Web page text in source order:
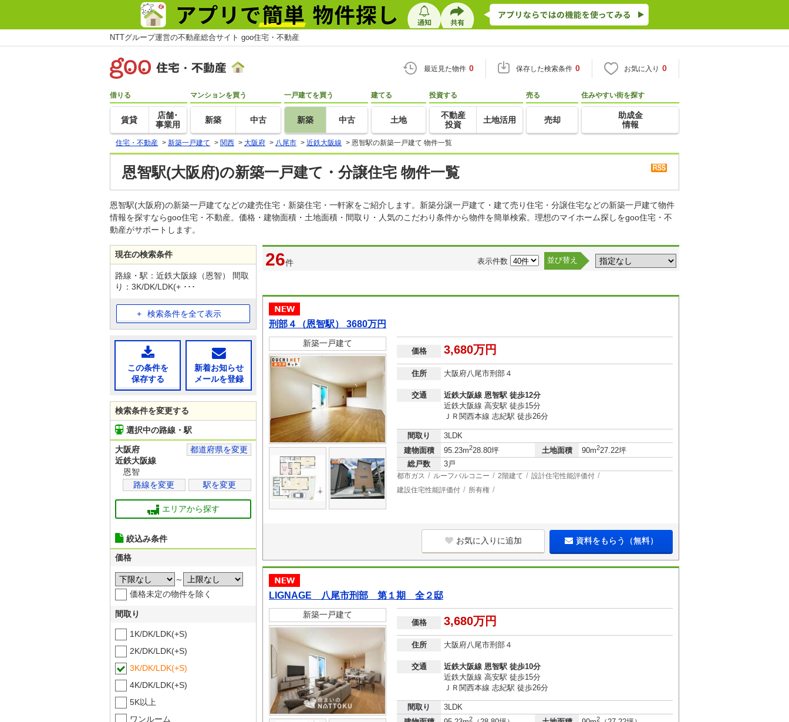
NTTグループ運営の不動産総合サイト goo住宅・不動産
最近見た物件 0 保存した検索条件 0 お気に入り 0
借りる
賃貸
店舗･
事業用
マンションを買う
新築 中古
一戸建てを買う
新築 中古
建てる
土地
投資する
不動産
投資
土地活用
売る
売却
住みやすい街を探す
助成金
情報
住宅・不動産 > 新築一戸建て > 関西 > 大阪府 > 八尾市 > 近鉄大阪線 > 恩智駅の新築一戸建て 物件一覧
恩智駅(大阪府)の新築一戸建て・分譲住宅 物件一覧
恩智駅(大阪府)の新築一戸建てなどの建売住宅・新築住宅・一軒家をご紹介します。新築分譲一戸建て・建て売り住宅・分譲住宅などの新築一戸建て物件
情報を探すならgoo住宅・不動産。価格・建物面積・土地面積・間取り・人気のこだわり条件から物件を簡単検索。理想のマイホーム探しをgoo住宅・不
動産がサポートします。
26件 表示件数 並び替え
刑部４（恩智駅） 3680万円
新築一戸建て
価格 3,680万円
住所 大阪府八尾市刑部４
交通
近鉄大阪線 恩智駅 徒歩12分
近鉄大阪線 高安駅 徒歩15分
ＪＲ関西本線 志紀駅 徒歩26分
間取り
3LDK
建物面積
95.23m228.80坪 土地面積 90m227.22坪
総戸数
3戸
都市ガス ルーフバルコニー 2階建て
設計住宅性能評価付
建設住宅性能評価付
所有権
お気に入りに追加 資料をもらう（無料）
LIGNAGE 八尾市刑部 第１期 全２邸
新築一戸建て
価格 3,680万円
住所 大阪府八尾市刑部４
交通
近鉄大阪線 恩智駅 徒歩10分
近鉄大阪線 高安駅 徒歩15分
ＪＲ関西本線 志紀駅 徒歩26分
間取り
3LDK
2 2
現在の検索条件
路線・駅：近鉄大阪線（恩智） 間取
り：3K/DK/LDK(+ ･･･
検索条件を全て表示
この条件を
保存する
新着お知らせ
メールを登録
検索条件を変更する
選択中の路線・駅
大阪府
都道府県を変更
近鉄大阪線
恩智
路線を変更
駅を変更
エリアから探す
絞込み条件
価格
～
価格未定の物件を除く
間取り
1K/DK/LDK(+S)
2K/DK/LDK(+S)
3K/DK/LDK(+S)
4K/DK/LDK(+S)
5K以上
ワンルーム